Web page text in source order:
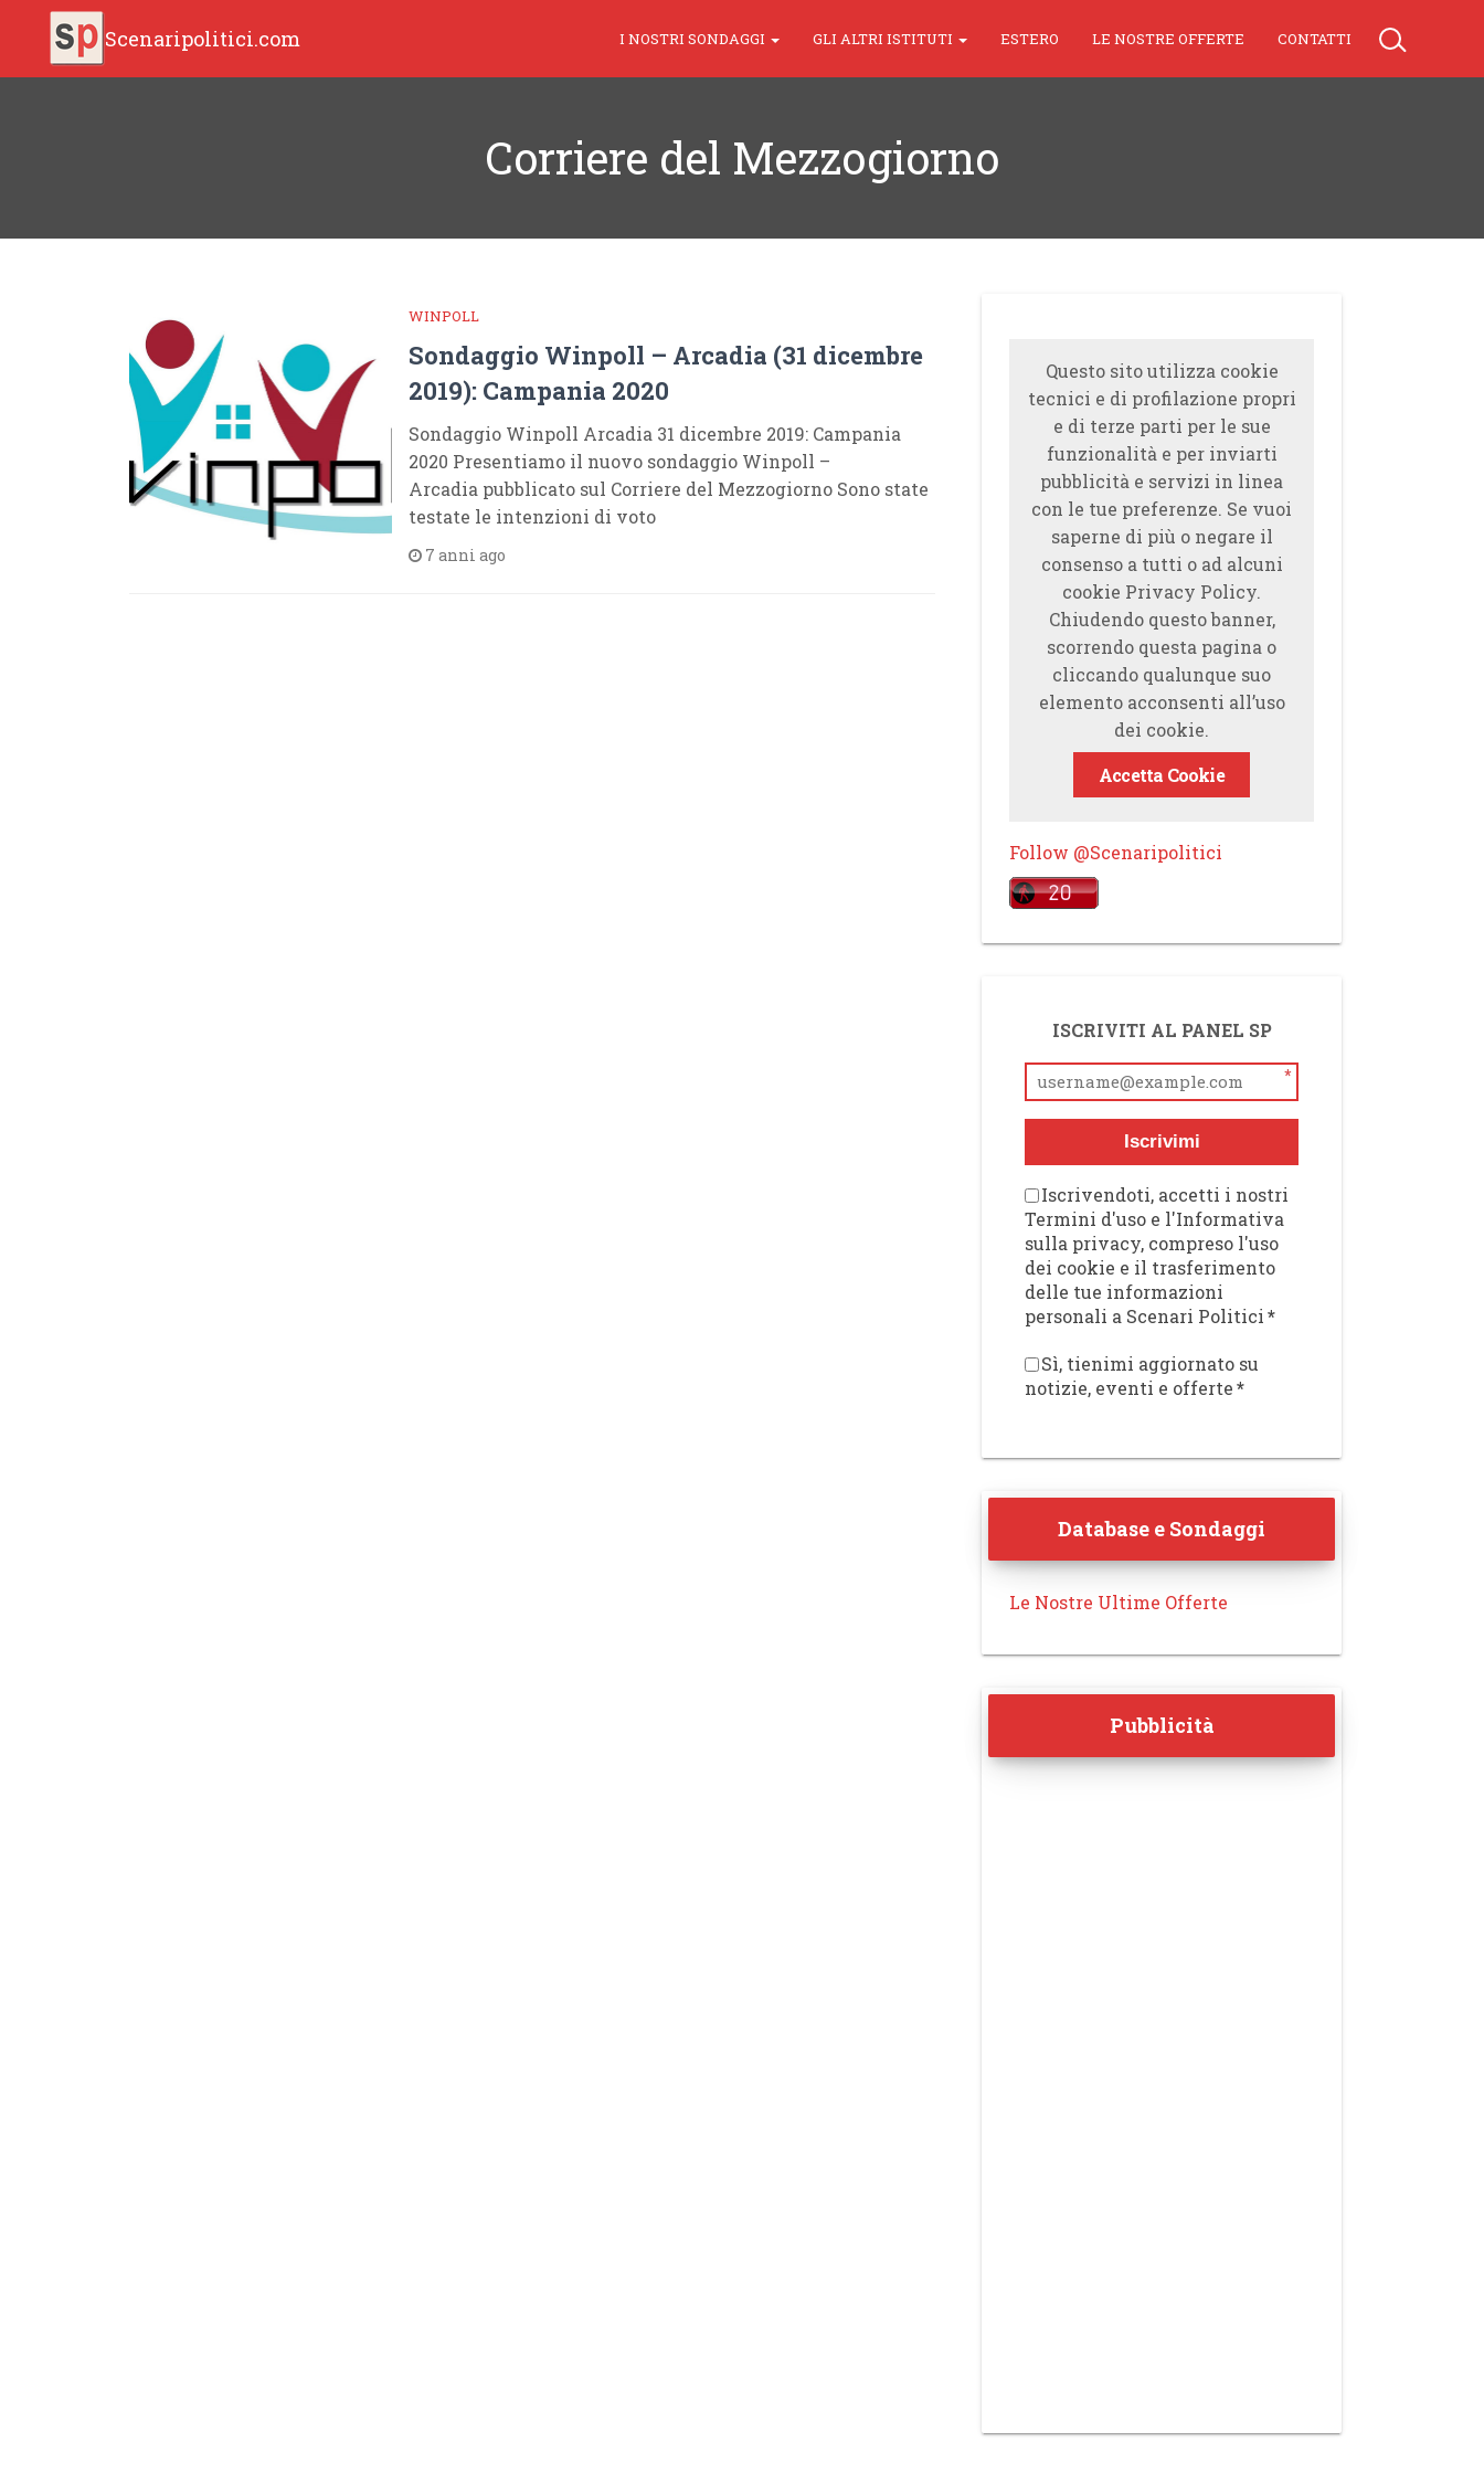
Scenaripolitici.com I NOSTRI SONDAGGI GLI ALTRI ISTITUTI ESTERO LE NOSTRE OFFERTE CONTATTI
Corriere del Mezzogiorno
WINPOLL
Sondaggio Winpoll – Arcadia (31 dicembre
2019): Campania 2020
Sondaggio Winpoll Arcadia 31 dicembre 2019: Campania
2020 Presentiamo il nuovo sondaggio Winpoll –
Arcadia pubblicato sul Corriere del Mezzogiorno Sono state
testate le intenzioni di voto
7 anni ago
Questo sito utilizza cookie
tecnici e di profilazione propri
e di terze parti per le sue
funzionalità e per inviarti
pubblicità e servizi in linea
con le tue preferenze. Se vuoi
saperne di più o negare il
consenso a tutti o ad alcuni
cookie Privacy Policy.
Chiudendo questo banner,
scorrendo questa pagina o
cliccando qualunque suo
elemento acconsenti all’uso
dei cookie.
Accetta Cookie
Follow @Scenaripolitici
ISCRIVITI AL PANEL SP
*
Iscrivimi
Iscrivendoti, accetti i nostri
Termini d'uso e l'Informativa
sulla privacy, compreso l'uso
dei cookie e il trasferimento
delle tue informazioni
personali a Scenari Politici *
Sì, tienimi aggiornato su
notizie, eventi e offerte *
Database e Sondaggi
Le Nostre Ultime Offerte
Pubblicità